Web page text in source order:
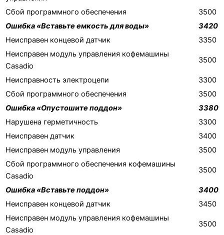
Сбой программного обеспечения
3500
Ошибка «Вставьте емкость для воды»
3420
Неисправен концевой датчик
3350
Неисправен модуль управления кофемашины
Casadio
3500
Неисправность электроцепи
3300
Сбой программного обеспечения
3500
Ошибка «Опустошите поддон»
3380
Нарушена герметичность
3300
Неисправен датчик
3400
Неисправен модуль управления
3500
Сбой программного обеспечения кофемашины
Casadio
3500
Ошибка «Вставьте поддон»
3400
Неисправен концевой датчик
3450
Неисправен модуль управления кофемашины
Casadio
3500